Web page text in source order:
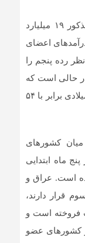
این اداره درآمد نفتی ایران را در مدت مذکور ۱۹ میلیارد
کل درآمدهای اعضای
رده پنجم را
حالی است که
مجموع درآمد نفتی ایران در سال گذشته میلادی برابر با ۵۴
کشورهای
ماه ابتدایی
دلار شده است. عراق و
و سوم قرار دارند،
نفت فروخته است و
کشورهای عضو